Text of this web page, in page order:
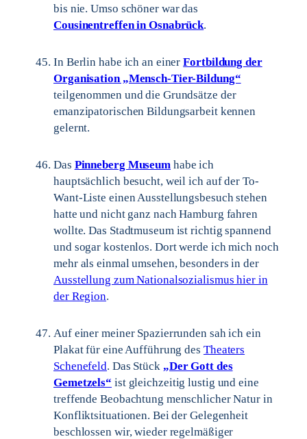
bis nie. Umso schöner war das
Cousinentreffen in Osnabrück.
In Berlin habe ich an einerFortbildung der
Organisation „Mensch-Tier-Bildung“
teilgenommen und die Grundsätze der
emanzipatorischen Bildungsarbeit kennen
gelernt.
Das Pinneberg Museum habe ich
hauptsächlich besucht, weil ich auf der To-
Want-Liste einen Ausstellungsbesuch stehen
hatte und nicht ganz nach Hamburg fahren
wollte. Das Stadtmuseum ist richtig spannend
und sogar kostenlos. Dort werde ich mich noch
mehr als einmal umsehen, besonders in der
Ausstellung zum Nationalsozialismus hier in
der Region.
Auf einer meiner Spazierrunden sah ich ein
Plakat für eine Aufführung des Theaters
Schenefeld. Das Stück „Der Gott des
Gemetzels“ ist gleichzeitig lustig und eine
treffende Beobachtung menschlicher Natur in
Konfliktsituationen. Bei der Gelegenheit
beschlossen wir, wieder regelmäßiger